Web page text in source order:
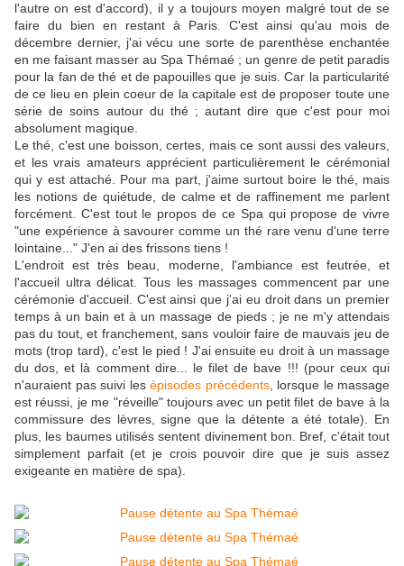
l'autre on est d'accord), il y a toujours moyen malgré tout de se
faire du bien en restant à Paris. C'est ainsi qu'au mois de
décembre dernier, j'ai vécu une sorte de parenthèse enchantée
en me faisant masser au Spa Thémaé ; un genre de petit paradis
pour la fan de thé et de papouilles que je suis. Car la particularité
de ce lieu en plein coeur de la capitale est de proposer toute une
série de soins autour du thé ; autant dire que c'est pour moi
absolument magique.
Le thé, c'est une boisson, certes, mais ce sont aussi des valeurs,
et les vrais amateurs apprécient particulièrement le cérémonial
qui y est attaché. Pour ma part, j'aime surtout boire le thé, mais
les notions de quiétude, de calme et de raffinement me parlent
forcément. C'est tout le propos de ce Spa qui propose de vivre
"une expérience à savourer comme un thé rare venu d'une terre
lointaine..." J'en ai des frissons tiens !
L'endroit est très beau, moderne, l'ambiance est feutrée, et
l'accueil ultra délicat. Tous les massages commencent par une
cérémonie d'accueil. C'est ainsi que j'ai eu droit dans un premier
temps à un bain et à un massage de pieds ; je ne m'y attendais
pas du tout, et franchement, sans vouloir faire de mauvais jeu de
mots (trop tard), c'est le pied ! J'ai ensuite eu droit à un massage
du dos, et là comment dire... le filet de bave !!! (pour ceux qui
n'auraient pas suivi les épisodes précédents, lorsque le massage
est réussi, je me "réveille" toujours avec un petit filet de bave à la
commissure des lèvres, signe que la détente a été totale). En
plus, les baumes utilisés sentent divinement bon. Bref, c'était tout
simplement parfait (et je crois pouvoir dire que je suis assez
exigeante en matière de spa).